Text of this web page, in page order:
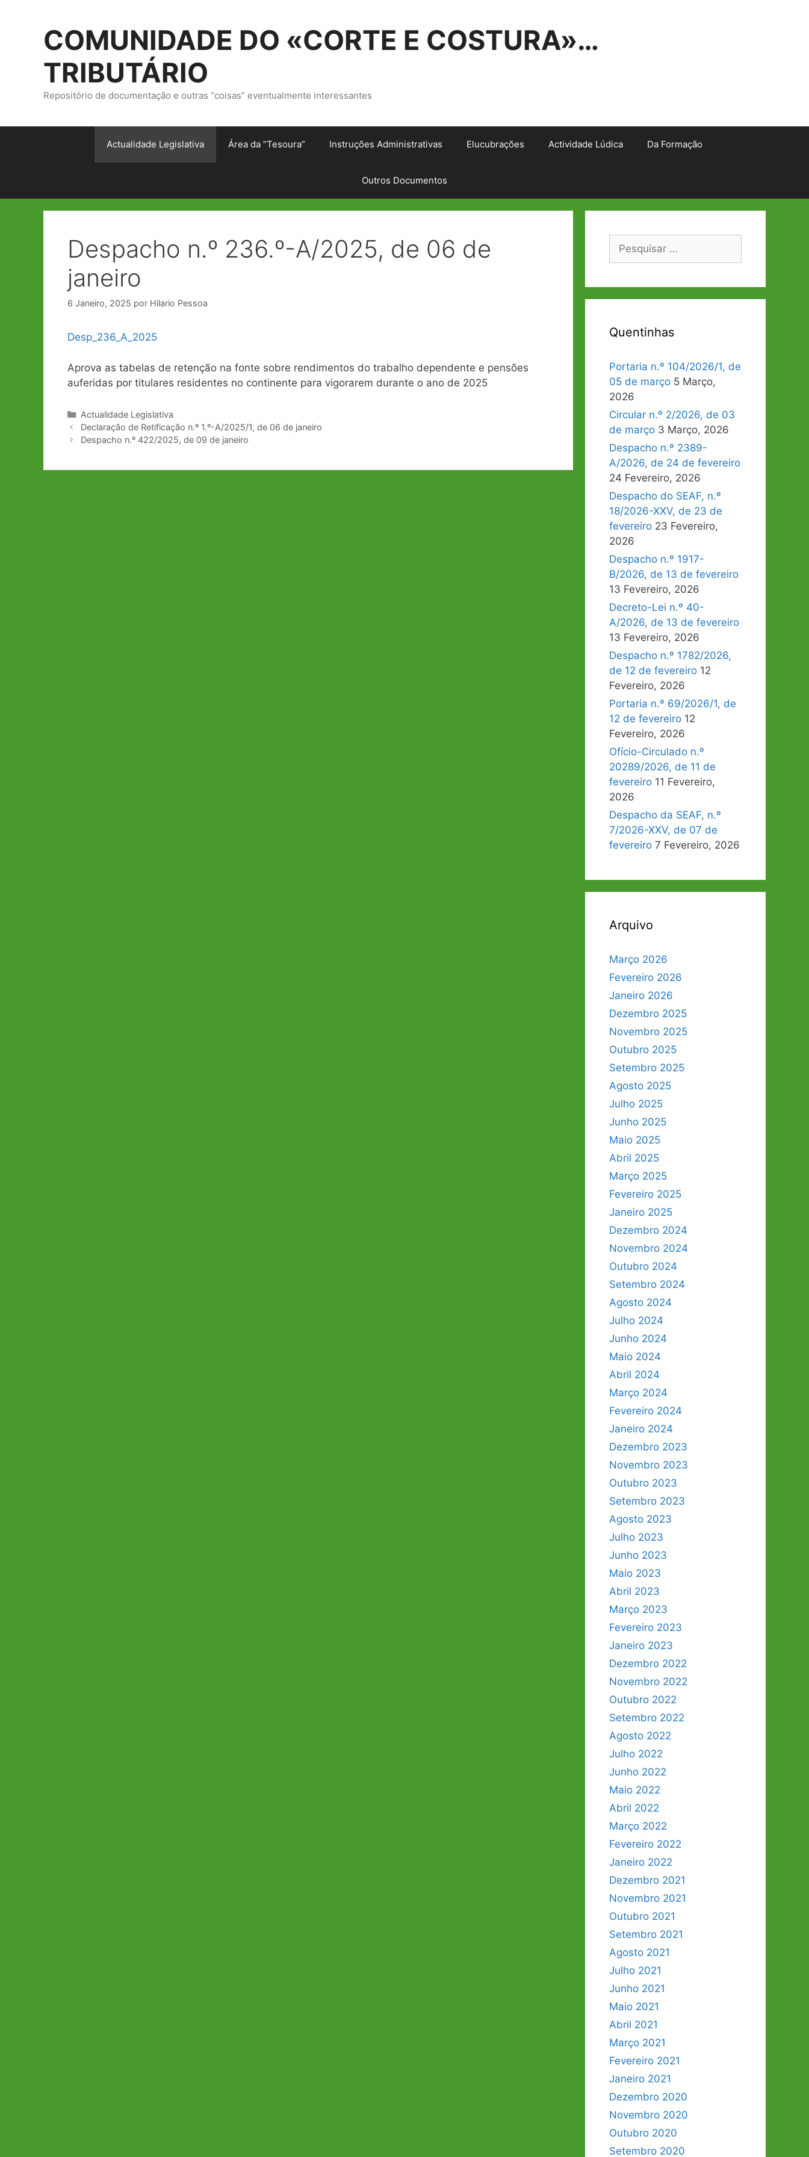
COMUNIDADE DO «CORTE E COSTURA»…
TRIBUTÁRIO
Repositório de documentação e outras “coisas” eventualmente interessantes
Actualidade Legislativa Área da “Tesoura” Instruções Administrativas Elucubrações Actividade Lúdica Da Formação
Outros Documentos
Despacho n.º 236.º-A/2025, de 06 de
janeiro
6 Janeiro, 2025 por Hilario Pessoa
Desp_236_A_2025
Aprova as tabelas de retenção na fonte sobre rendimentos do trabalho dependente e pensões
auferidas por titulares residentes no continente para vigorarem durante o ano de 2025
Categorias
Actualidade Legislativa
Navegação
de
Declaração de Retificação n.º 1.º-A/2025/1, de 06 de janeiro
Despacho n.º 422/2025, de 09 de janeiro
Pesquisar
Quentinhas
Portaria n.º 104/2026/1, de
05 de março 5 Março,
2026
Circular n.º 2/2026, de 03
de março 3 Março, 2026
Despacho n.º 2389-
A/2026, de 24 de fevereiro
24 Fevereiro, 2026
Despacho do SEAF, n.º
18/2026-XXV, de 23 de
fevereiro 23 Fevereiro,
2026
Despacho n.º 1917-
B/2026, de 13 de fevereiro
13 Fevereiro, 2026
Decreto-Lei n.º 40-
A/2026, de 13 de fevereiro
13 Fevereiro, 2026
Despacho n.º 1782/2026,
de 12 de fevereiro 12
Fevereiro, 2026
Portaria n.º 69/2026/1, de
12 de fevereiro 12
Fevereiro, 2026
Ofício-Circulado n.º
20289/2026, de 11 de
fevereiro 11 Fevereiro,
2026
Despacho da SEAF, n.º
7/2026-XXV, de 07 de
fevereiro 7 Fevereiro, 2026
Arquivo
Março 2026
Fevereiro 2026
Janeiro 2026
Dezembro 2025
Novembro 2025
Outubro 2025
Setembro 2025
Agosto 2025
Julho 2025
Junho 2025
Maio 2025
Abril 2025
Março 2025
Fevereiro 2025
Janeiro 2025
Dezembro 2024
Novembro 2024
Outubro 2024
Setembro 2024
Agosto 2024
Julho 2024
Junho 2024
Maio 2024
Abril 2024
Março 2024
Fevereiro 2024
Janeiro 2024
Dezembro 2023
Novembro 2023
Outubro 2023
Setembro 2023
Agosto 2023
Julho 2023
Junho 2023
Maio 2023
Abril 2023
Março 2023
Fevereiro 2023
Janeiro 2023
Dezembro 2022
Novembro 2022
Outubro 2022
Setembro 2022
Agosto 2022
Julho 2022
Junho 2022
Maio 2022
Abril 2022
Março 2022
Fevereiro 2022
Janeiro 2022
Dezembro 2021
Novembro 2021
Outubro 2021
Setembro 2021
Agosto 2021
Julho 2021
Junho 2021
Maio 2021
Abril 2021
Março 2021
Fevereiro 2021
Janeiro 2021
Dezembro 2020
Novembro 2020
Outubro 2020
Setembro 2020